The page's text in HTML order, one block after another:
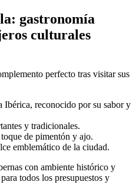
gastronomía
culturales
perfecto tras visitar sus
reconocido por su sabor y
y tradicionales.
de pimentón y ajo.
emblemático de la ciudad.
con ambiente histórico y
todos los presupuestos y